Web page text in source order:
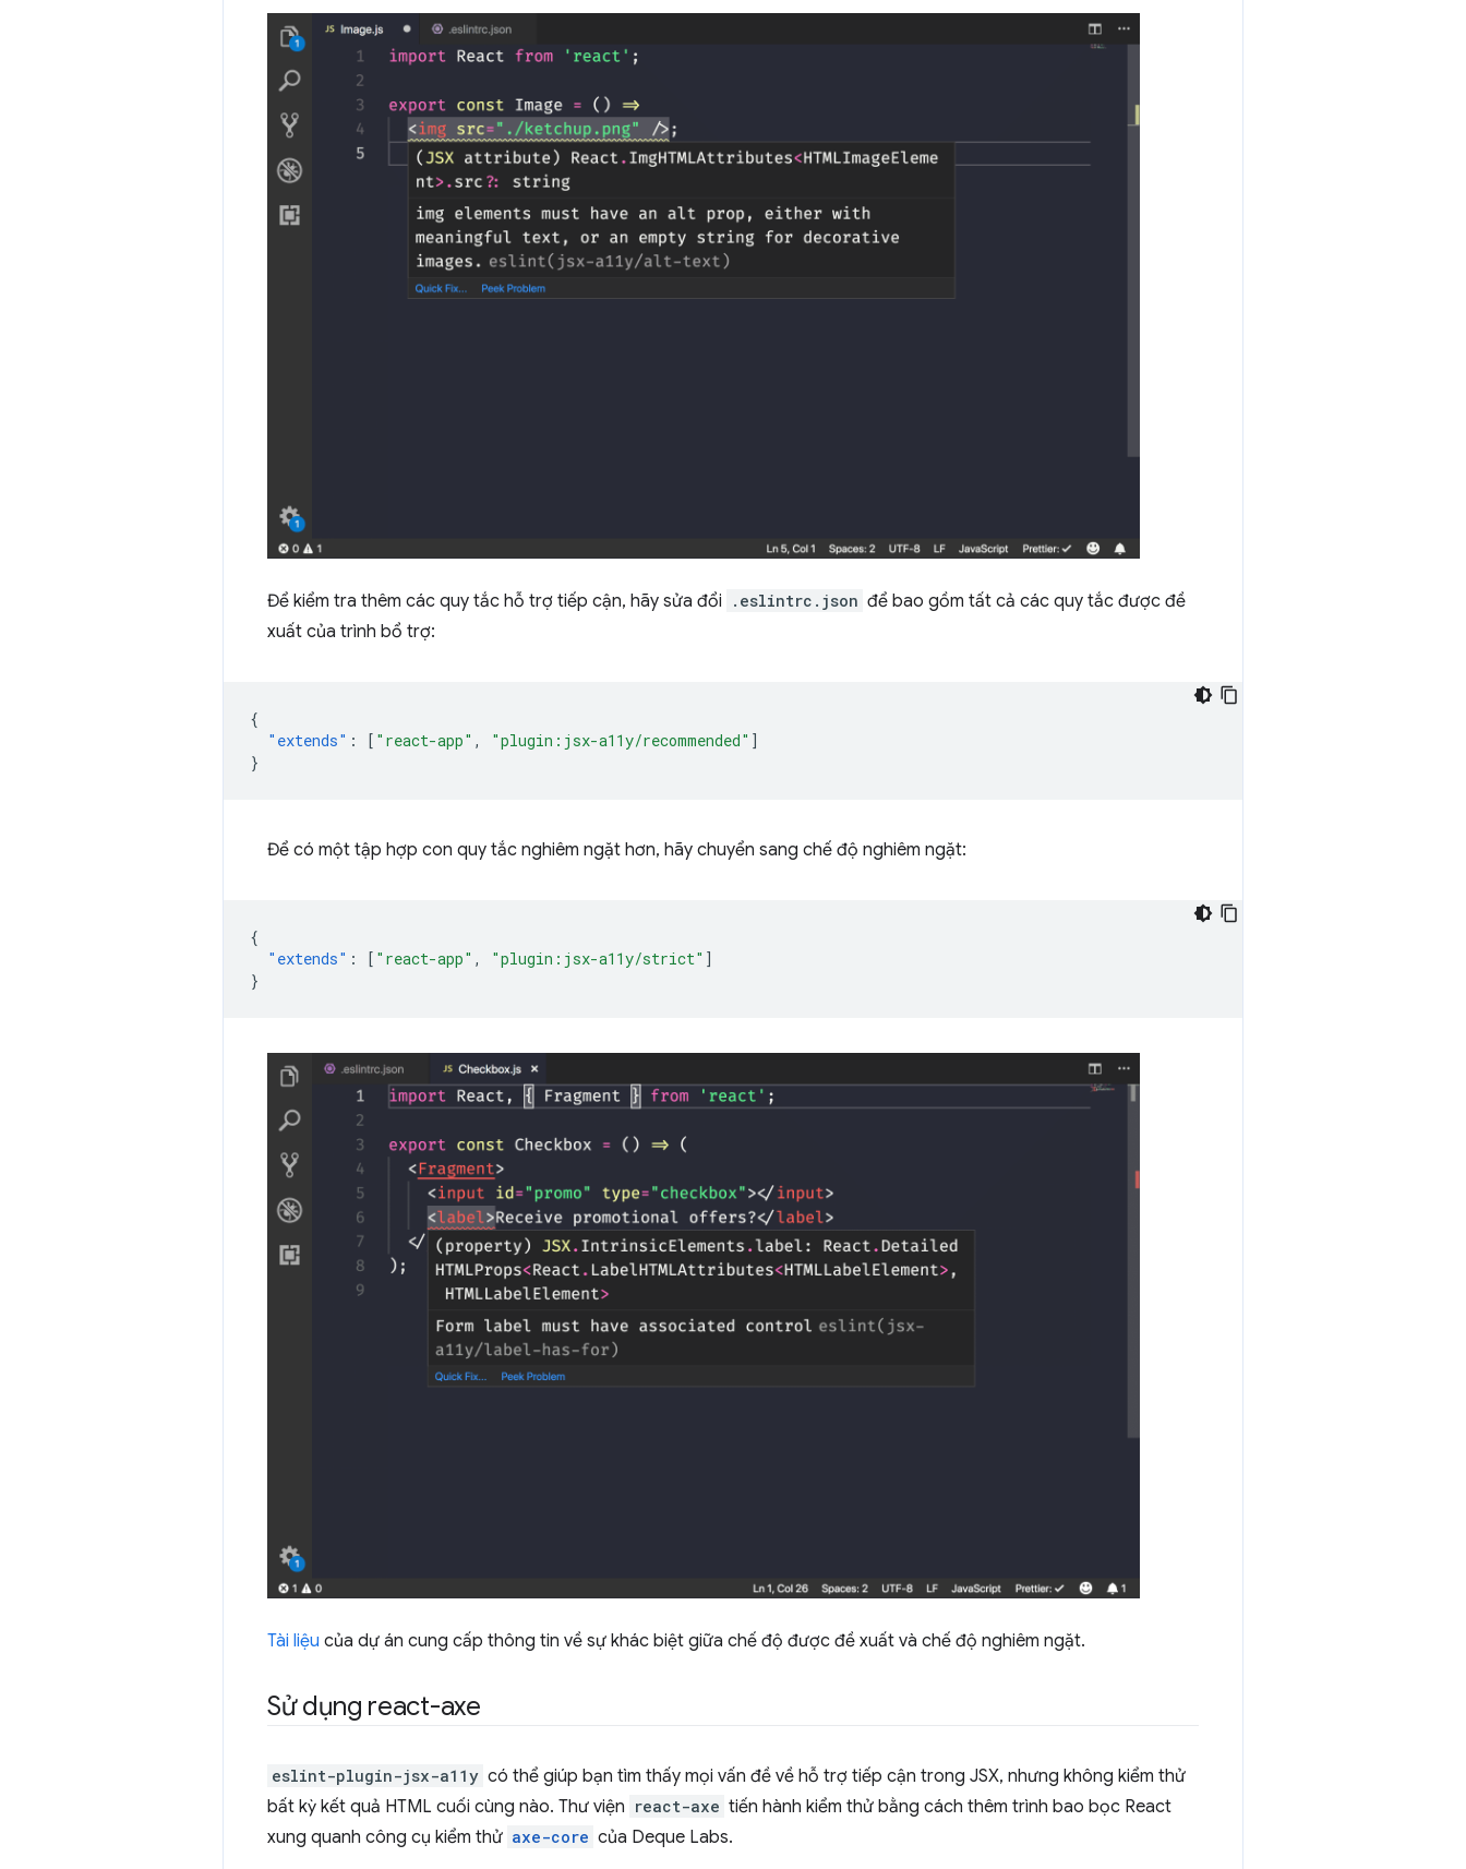
Để kiểm tra thêm các quy tắc hỗ trợ tiếp cận, hãy sửa đổi .eslintrc.json để bao gồm tất cả các quy tắc được đề
xuất của trình bổ trợ:
{
"extends" : [ "react-app" , "plugin:jsx-a11y/recommended" ]
}
Để có một tập hợp con quy tắc nghiêm ngặt hơn, hãy chuyển sang chế độ nghiêm ngặt:
{
"extends" : [ "react-app" , "plugin:jsx-a11y/strict" ]
}
Tài liệu của dự án cung cấp thông tin về sự khác biệt giữa chế độ được đề xuất và chế độ nghiêm ngặt.
Sử dụng react-axe
eslint-plugin-jsx-a11y có thể giúp bạn tìm thấy mọi vấn đề về hỗ trợ tiếp cận trong JSX, nhưng không kiểm thử
bất kỳ kết quả HTML cuối cùng nào. Thư viện react-axe tiến hành kiểm thử bằng cách thêm trình bao bọc React
xung quanh công cụ kiểm thử axe-core của Deque Labs.